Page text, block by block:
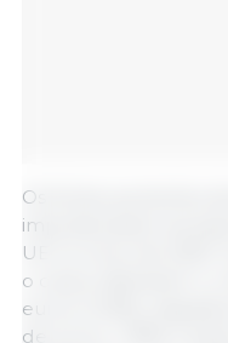
Os fortes aumentos
impulsionaram as
UE no início de 2025.
o cacau lideraram o
euros (+52%),
de euros, +19%) e